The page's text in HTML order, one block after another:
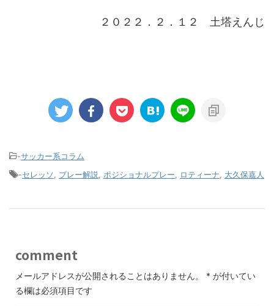
２０２２．２．１２ 土塔えんじ
-サッカー系コラム
-セレッソ プレー解説 ポジショナルプレー ロティーナ 大久保嘉人
comment
メールアドレスが公開されることはありません。 * が付いてい
る欄は必須項目です